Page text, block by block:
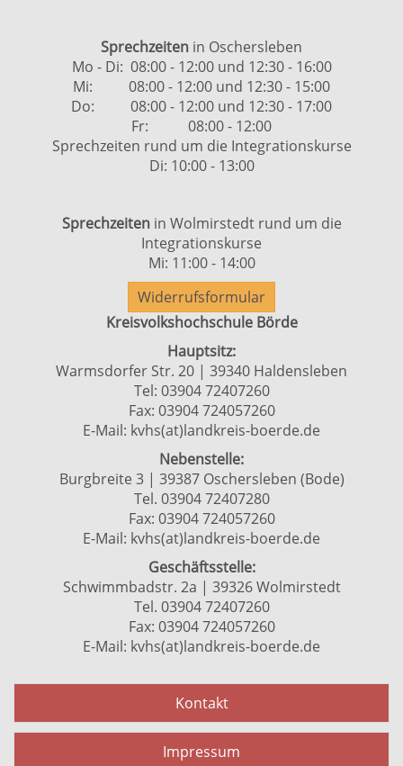
Sprechzeiten in Oschersleben
Mo - Di: 08:00 - 12:00 und 12:30 - 16:00
Mi: 08:00 - 12:00 und 12:30 - 15:00
Do: 08:00 - 12:00 und 12:30 - 17:00
Fr: 08:00 - 12:00
Sprechzeiten rund um die Integrationskurse
Di: 10:00 - 13:00
Sprechzeiten in Wolmirstedt rund um die
Integrationskurse
Mi: 11:00 - 14:00
Widerrufsformular
Kreisvolkshochschule Börde
Hauptsitz:
Warmsdorfer Str. 20 | 39340 Haldensleben
Tel: 03904 72407260
Fax: 03904 724057260
E-Mail: kvhs(at)landkreis-boerde.de
Nebenstelle:
Burgbreite 3 | 39387 Oschersleben (Bode)
Tel. 03904 72407280
Fax: 03904 724057260
E-Mail: kvhs(at)landkreis-boerde.de
Geschäftsstelle:
Schwimmbadstr. 2a | 39326 Wolmirstedt
Tel. 03904 72407260
Fax: 03904 724057260
E-Mail: kvhs(at)landkreis-boerde.de
Kontakt
Impressum